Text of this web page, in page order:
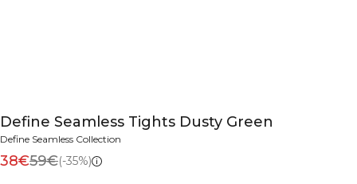
Define Seamless Tights Dusty Green
Define Seamless Collection
38€59€(-35%)